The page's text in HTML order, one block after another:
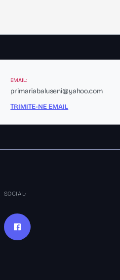
EMAIL:
primariabaluseni@yahoo.com
TRIMITE-NE EMAIL
SOCIAL: